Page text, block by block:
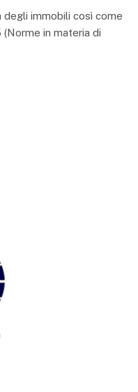
immobili così come
in materia di